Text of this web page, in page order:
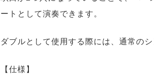
ートとして演奏できます。
ダブルとして使用する際には、通常の
【仕様】